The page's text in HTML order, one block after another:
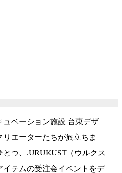
ベーション施設 台東デザ
エーターたちが旅立ちま
つ、.URUKUST（ウルクス
イテムの受注会イベントをデ